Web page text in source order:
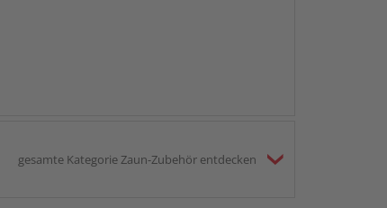
gesamte Kategorie Zaun-Zubehör entdecken